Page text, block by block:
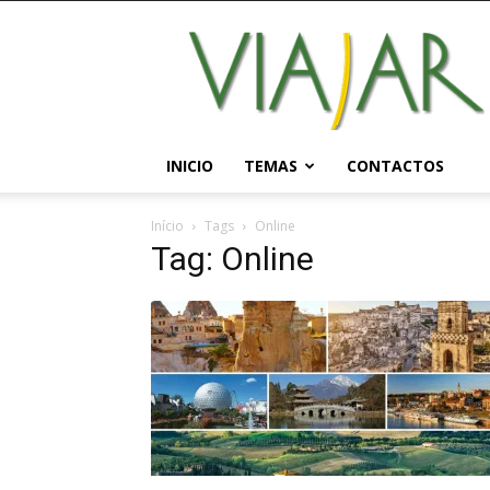
Viajar
Magazine
Online
INICIO TEMAS CONTACTOS
Início Tags Online
Tag: Online